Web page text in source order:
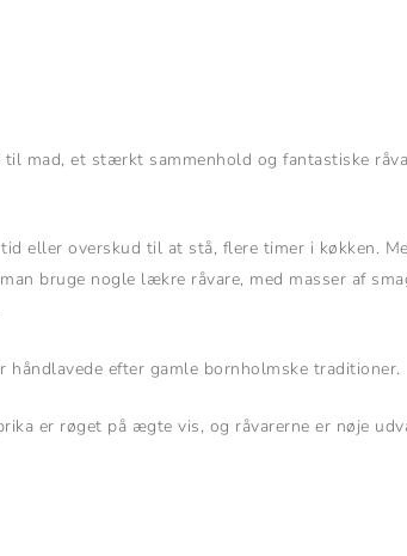
mad, et stærkt sammenhold og fantastiske
eller overskud til at stå, flere timer i køkken.
bruge nogle lækre råvare, med masser af
efter gamle bornholmske traditioner.
er røget på ægte vis, og råvarerne er nøje